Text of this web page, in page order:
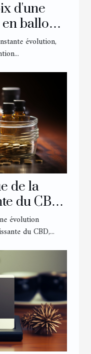
d'une
ballons
évolution,
de la
du CBD
évolution
du CBD,...